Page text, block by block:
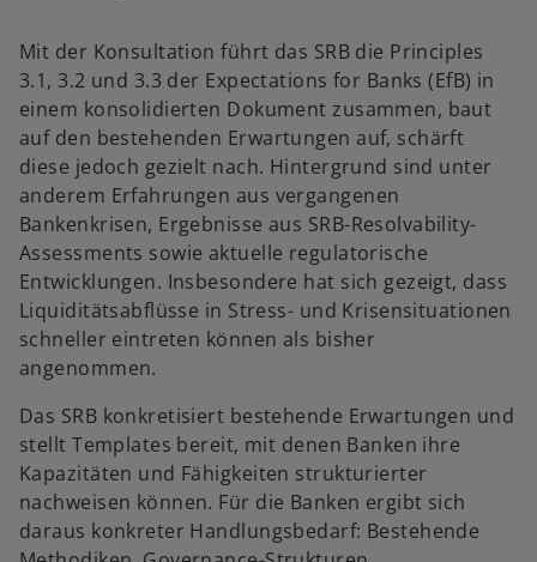
Mit der Konsultation führt das SRB die Principles
3.1, 3.2 und 3.3 der Expectations for Banks (EfB) in
einem konsolidierten Dokument zusammen, baut
auf den bestehenden Erwartungen auf, schärft
diese jedoch gezielt nach. Hintergrund sind unter
anderem Erfahrungen aus vergangenen
Bankenkrisen, Ergebnisse aus SRB-Resolvability-
Assessments sowie aktuelle regulatorische
Entwicklungen. Insbesondere hat sich gezeigt, dass
Liquiditätsabflüsse in Stress- und Krisensituationen
schneller eintreten können als bisher
angenommen.
Das SRB konkretisiert bestehende Erwartungen und
stellt Templates bereit, mit denen Banken ihre
Kapazitäten und Fähigkeiten strukturierter
nachweisen können. Für die Banken ergibt sich
daraus konkreter Handlungsbedarf: Bestehende